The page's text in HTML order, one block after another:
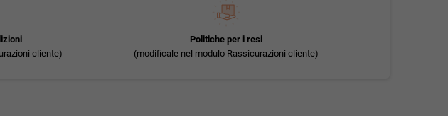
cliente)
Politiche per i resi
(modificale nel modulo Rassicurazioni cliente)